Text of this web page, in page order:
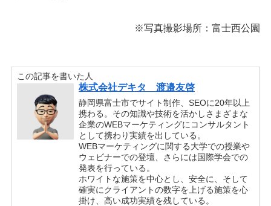
※写真撮影場所：富士西公園
この記事を書いた人
株式会社デキタ 渡邉友啓
静岡県富士市でサイト制作、SEOに20年以上
携わる。その知識や技術を活かしさまざまな
企業のWEBマーケティングにコンサルタント
として携わり実績を出している。
WEBマーケティングに関する大学での授業や
ウェビナーでの登壇、さらには国際学会での
発表を行っている。
ホワイトな施策を中心とし、安全に、そして
確実にクライアントの数字を上げる施策を心
掛け、高い成功実績を残している。